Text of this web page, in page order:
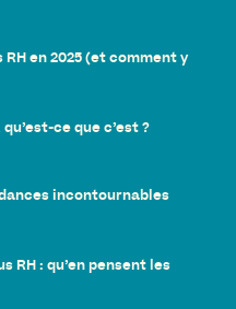
en 2025 (et comment y
ce que c’est ?
incontournables
RH : qu’en pensent les